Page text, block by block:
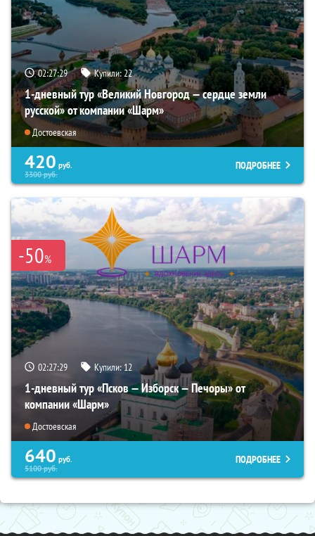
02:27:28 Купили:22
1-дневный тур «Великий Новгород — сердце земли
русской» от компании «Шарм»
Достоевская
420 руб.
3300руб.
ПОДРОБНЕЕ
-50%
02:27:28 Купили:12
1-дневный тур «Псков — Изборск — Печоры» от
компании «Шарм»
Достоевская
640 руб.
5100руб.
ПОДРОБНЕЕ